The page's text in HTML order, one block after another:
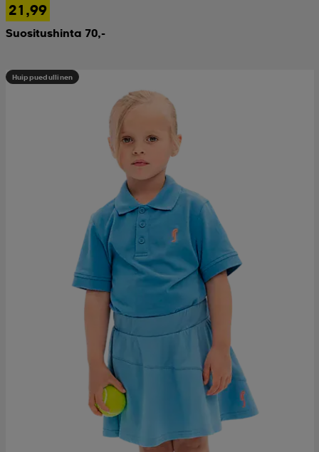
21,99
Suositushinta 70,-
Huippuedullinen